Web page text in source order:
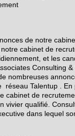
de notre
cabinet de
et les
Consulting
nombreuses
réseau Talentup . En
cabinet de
vivier qualifié.
dans lequel